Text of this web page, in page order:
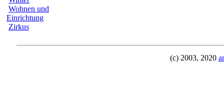
Wohnen und
Einrichtung
Zirkus
(c) 2003, 2020